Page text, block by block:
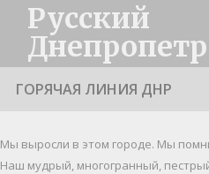
Русский
ГОРЯЧАЯ ЛИНИЯ ДНР
Мы выросли в этом городе. Мы
Наш мудрый, многогранный,